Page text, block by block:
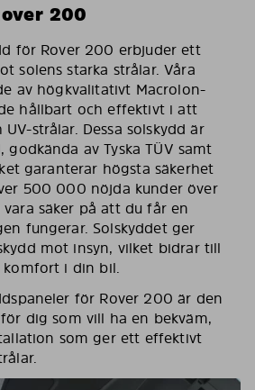
200
för Rover 200 erbjuder ett
solens starka strålar. Våra
av högkvalitativt Macrolon-
hållbart och effektivt i att
strålar. Dessa solskydd är
godkända av Tyska TÜV samt
garanterar högsta säkerhet
500 000 nöjda kunder över
säker på att du får en
fungerar. Solskyddet ger
mot insyn, vilket bidrar till
i din bil.
för Rover 200 är den
dig som vill ha en bekväm,
som ger ett effektivt